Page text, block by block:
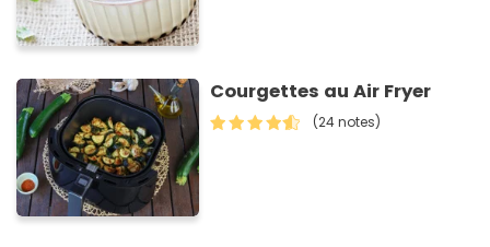
Courgettes au Air Fryer
(24 notes)